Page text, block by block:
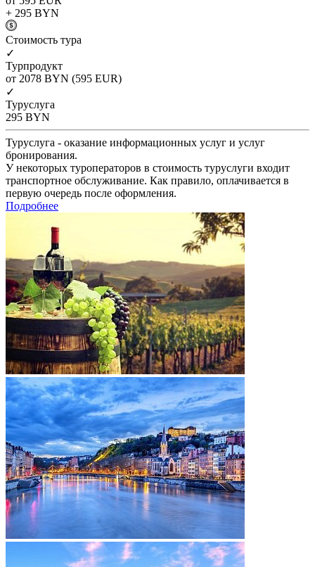
+ 295 BYN
Cтоимость тура
✓
Турпродукт
от 2078 BYN (595 EUR)
✓
Туруслуга
295 BYN
Туруслуга - оказание информационных услуг и услуг
бронирования.
У некоторых туроператоров в стоимость туруслуги входит
транспортное обслуживание. Как правило, оплачивается в
первую очередь после оформления.
Подробнее